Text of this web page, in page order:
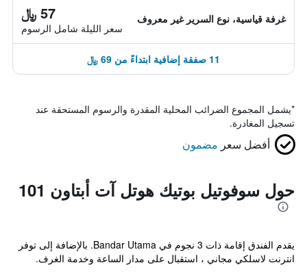
غرفة قياسية، نوع السرير غير معروف 57 ﷼
سعر الليلة شامل الرسوم
11 صفقة إضافية ابتداءً من 69 ﷼
*يشمل المجموع الضرائب المحلية المقدرة والرسوم المستحقة عند
تسجيل المغادرة.
أفضل سعر مضمون
حول سوفوتيل بوتيك هوتل آت أبتاون 101
يقدم الفندق إقامة ذات 3 نجوم في Bandar Utama. بالإضافة إلى توفر
انترنت لاسلكي مجاني ، استقبال على مدار الساعة وخدمة الغرف.